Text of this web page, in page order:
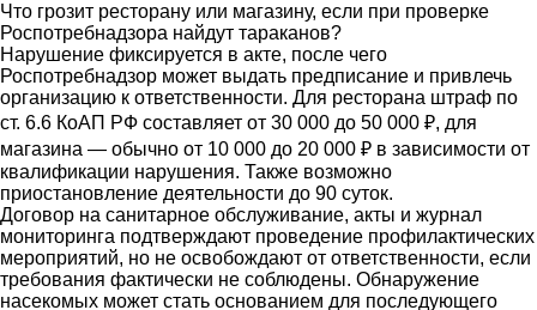
Что грозит ресторану или магазину, если при проверке
Роспотребнадзора найдут тараканов?
Нарушение фиксируется в акте, после чего
Роспотребнадзор может выдать предписание и привлечь
организацию к ответственности. Для ресторана штраф по
ст. 6.6 КоАП РФ составляет от 30 000 до 50 000 ₽, для
магазина — обычно от 10 000 до 20 000 ₽ в зависимости от
квалификации нарушения. Также возможно
приостановление деятельности до 90 суток.
Договор на санитарное обслуживание, акты и журнал
мониторинга подтверждают проведение профилактических
мероприятий, но не освобождают от ответственности, если
требования фактически не соблюдены. Обнаружение
насекомых может стать основанием для последующего